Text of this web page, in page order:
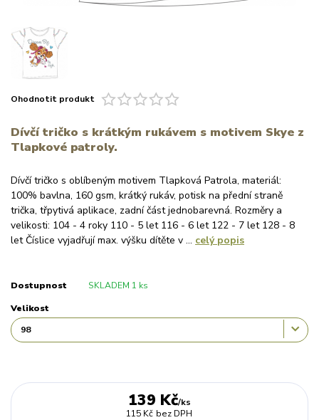
Ohodnotit produkt
Dívčí tričko s krátkým rukávem s motivem Skye z
Tlapkové patroly.
Dívčí tričko s oblíbeným motivem Tlapková Patrola, materiál:
100% bavlna, 160 gsm, krátký rukáv, potisk na přední straně
trička, třpytivá aplikace, zadní část jednobarevná. Rozměry a
velikosti: 104 - 4 roky 110 - 5 let 116 - 6 let 122 - 7 let 128 - 8
let Číslice vyjadřují max. výšku dítěte v ... celý popis
Dostupnost SKLADEM 1 ks
Velikost
139 Kč/ks
115 Kč bez DPH